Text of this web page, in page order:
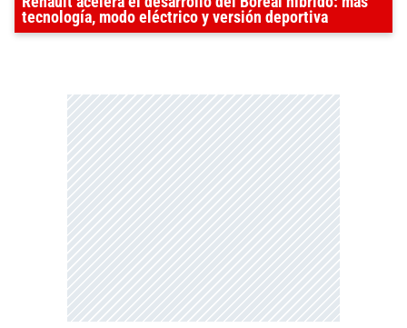
tecnología, modo eléctrico y versión deportiva